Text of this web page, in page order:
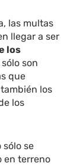
las multas
llegar a ser
los
son
que
los
los
sólo se
en terreno